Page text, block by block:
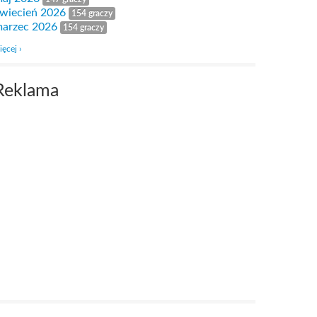
2026 154 graczy
2026 154 graczy
›